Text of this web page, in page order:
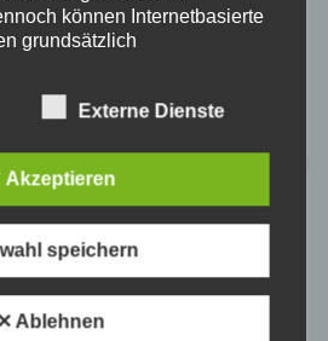
verwendet Akismet, um
Erfahre, wie deine
können Internetbasierte
grundsätzlich
es jeder betroffenen Person
beruht auf den
durch den Europäischen
beim Erlass
Externe Dienste
Akzeptieren
speichern
Ablehnen